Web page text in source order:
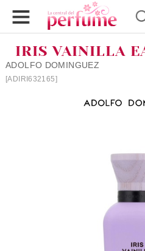
IRIS VAINILLA
ADOLFO DOMINGUEZ
[ADIRI632165]